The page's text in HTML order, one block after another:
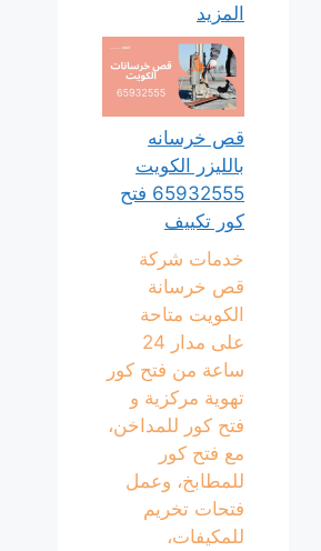
المزيد
قص خرسانه
بالليزر الكويت
65932555 فتح
كور تكييف
خدمات شركة
قص خرسانة
الكويت متاحة
على مدار 24
ساعة من فتح كور
تهوية مركزية و
فتح كور للمداخن،
مع فتح كور
للمطابخ، وعمل
فتحات تخريم
للمكيفات،